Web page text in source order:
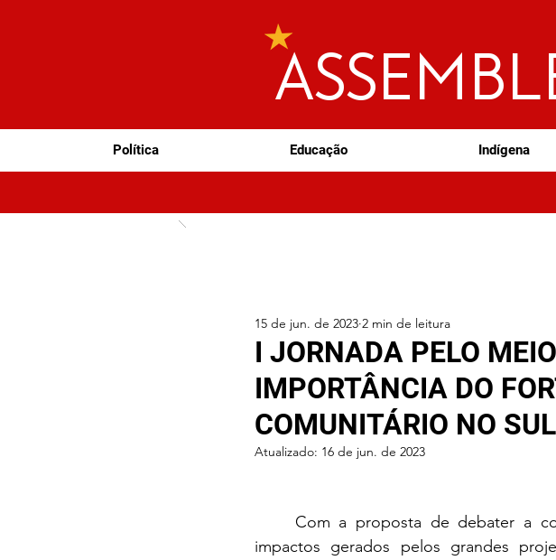
Política Educação Indígena
I JORNADA PELO
IMPORTÂNCIA DO
COMUNITÁRIO NO
15 de jun. de 2023 2 min de leitura
Atualizado: 16 de jun. de 2023
impactos gerados pelos grandes